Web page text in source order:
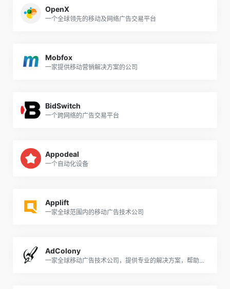
OpenX
一个全球领先的移动及网络广告交易平台
Mobfox
一家提供移动营销解决方案的公司
BidSwitch
一个跨网络的广告交易平台
Appodeal
一个自动化设备
Applift
一家全球范围内的移动广告技术公司
AdColony
一家全球移动广告技术公司，提供专业的解决方案，帮助开发者和广告商在移动应用中实现广告投放